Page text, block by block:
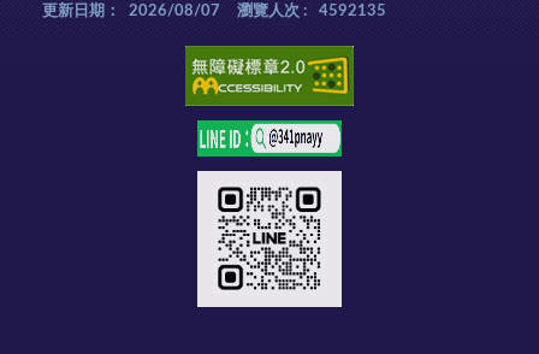
更新日期：
2026/08/07 瀏覽人次 : 4592135